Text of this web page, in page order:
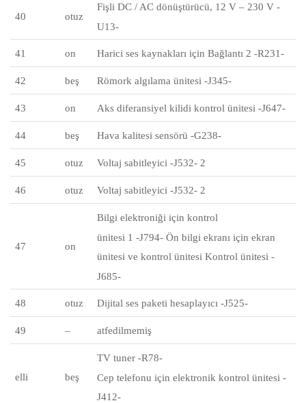
40 otuz
Fişli DC / AC dönüştürücü, 12 V – 230 V -
U13-
41 on Harici ses kaynakları için Bağlantı 2 -R231-
42 beş Römork algılama ünitesi -J345-
43 on Aks diferansiyel kilidi kontrol ünitesi -J647-
44 beş Hava kalitesi sensörü -G238-
45 otuz Voltaj sabitleyici -J532- 2
46 otuz Voltaj sabitleyici -J532- 2
47 on
Bilgi elektroniği için kontrol
ünitesi 1 -J794- Ön bilgi ekranı için ekran
ünitesi ve kontrol ünitesi Kontrol ünitesi -
J685-
48 otuz Dijital ses paketi hesaplayıcı -J525-
49 – atfedilmemiş
elli beş
TV tuner -R78-
Cep telefonu için elektronik kontrol ünitesi -
J412-